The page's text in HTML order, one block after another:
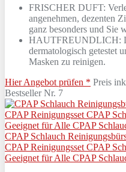
FRISCHER DUFT:
angenehmen, dezenten
ganz besonders und Sie
HAUTFREUNDLICH:
dermatologisch getestet
Masken zu reinigen.
Hier Angebot prüfen * Preis
Bestseller Nr. 7
CPAP Schlauch
CPAP Reinigungsset CPAP
Geeignet für Alle CPAP